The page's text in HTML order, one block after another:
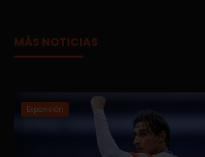
MÁS NOTICIAS
Expansión